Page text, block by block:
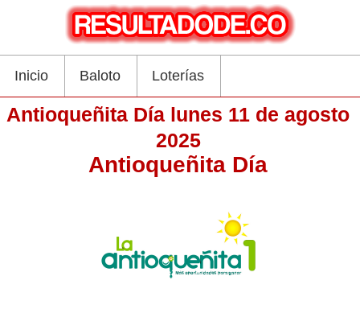
Inicio Baloto Loterías
Antioqueñita Día lunes 11 de agosto
2025
Antioqueñita Día